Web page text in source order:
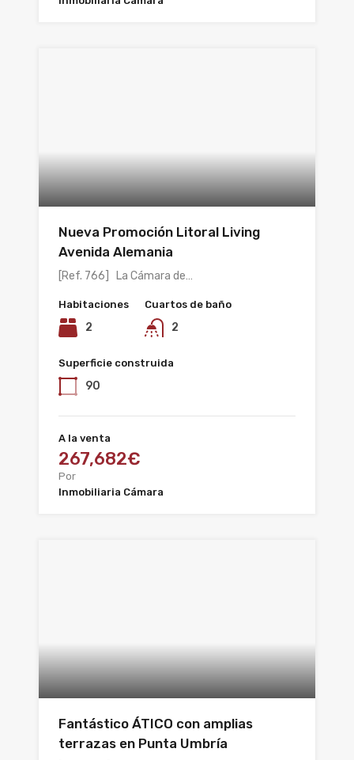
Nueva Promoción Litoral Living
Avenida Alemania
[Ref. 766] La Cámara de…
Habitaciones
2
Cuartos de baño
2
Superficie construida
90
A la venta
267,682€
Por
Inmobiliaria Cámara
Fantástico ÁTICO con amplias
terrazas en Punta Umbría